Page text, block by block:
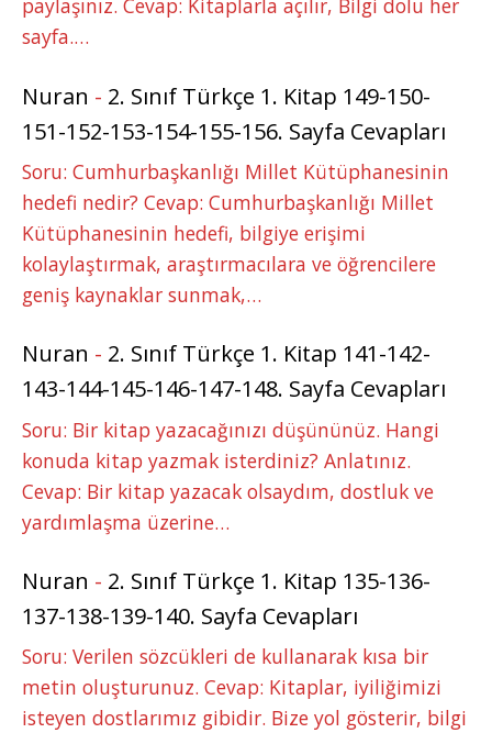
paylaşınız. Cevap: Kitaplarla açılır, Bilgi dolu her
sayfa.…
Nuran - 2. Sınıf Türkçe 1. Kitap 149-150-
151-152-153-154-155-156. Sayfa Cevapları
Soru: Cumhurbaşkanlığı Millet Kütüphanesinin
hedefi nedir? Cevap: Cumhurbaşkanlığı Millet
Kütüphanesinin hedefi, bilgiye erişimi
kolaylaştırmak, araştırmacılara ve öğrencilere
geniş kaynaklar sunmak,…
Nuran - 2. Sınıf Türkçe 1. Kitap 141-142-
143-144-145-146-147-148. Sayfa Cevapları
Soru: Bir kitap yazacağınızı düşününüz. Hangi
konuda kitap yazmak isterdiniz? Anlatınız.
Cevap: Bir kitap yazacak olsaydım, dostluk ve
yardımlaşma üzerine…
Nuran - 2. Sınıf Türkçe 1. Kitap 135-136-
137-138-139-140. Sayfa Cevapları
Soru: Verilen sözcükleri de kullanarak kısa bir
metin oluşturunuz. Cevap: Kitaplar, iyiliğimizi
isteyen dostlarımız gibidir. Bize yol gösterir, bilgi